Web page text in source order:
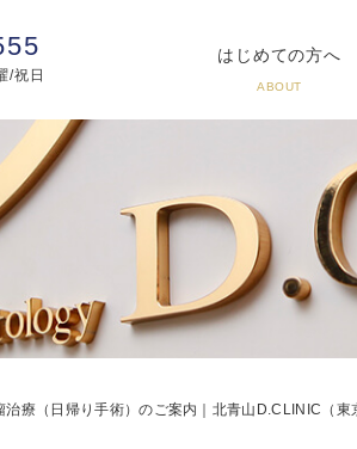
/祝日
はじめての方へ
ABOUT
治療（日帰り手術）のご案内｜北青山D.CLINIC（東